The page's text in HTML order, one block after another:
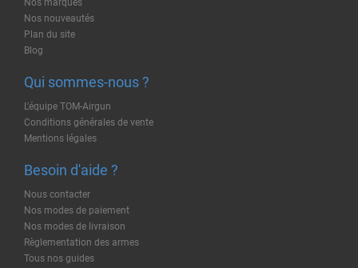
Nos marques
Nos nouveautés
Plan du site
Blog
Qui sommes-nous ?
L'équipe TOM-Airgun
Conditions générales de vente
Mentions légales
Besoin d'aide ?
Nous contacter
Nos modes de paiement
Nos modes de livraison
Règlementation des armes
Tous nos guides